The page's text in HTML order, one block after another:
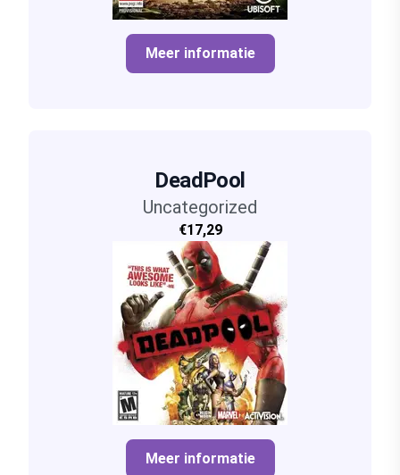
Meer informatie
DeadPool
Uncategorized
€17,29
Meer informatie